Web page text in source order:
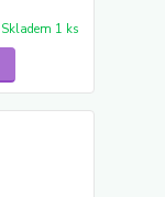
Skladem 1 ks